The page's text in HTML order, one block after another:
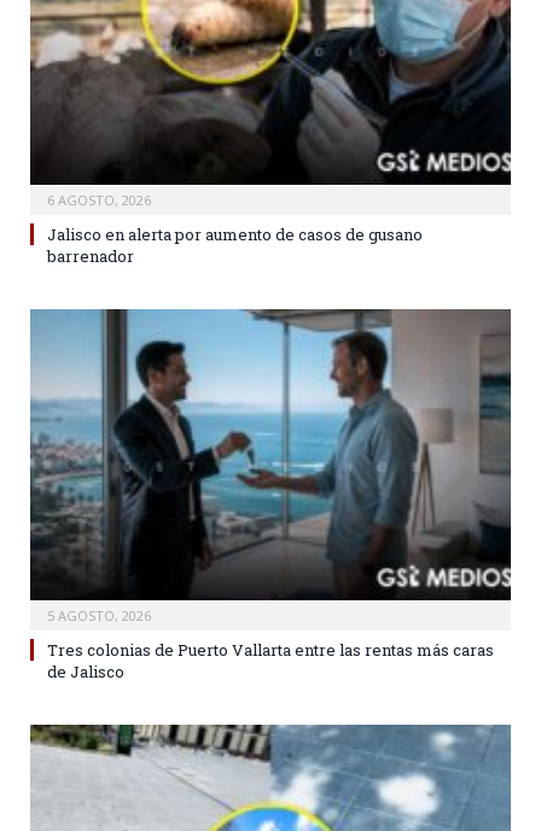
6 AGOSTO, 2026
Jalisco en alerta por aumento de casos de gusano
barrenador
5 AGOSTO, 2026
Tres colonias de Puerto Vallarta entre las rentas más caras
de Jalisco